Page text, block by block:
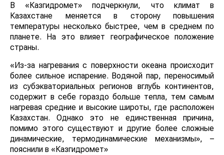
В «Казгидромет» подчеркнули, что климат в
Казахстане меняется в сторону повышения
температуры несколько быстрее, чем в среднем по
планете. На это влияет географическое положение
страны.
«Из-за нагревания с поверхности океана происходит
более сильное испарение. Водяной пар, переносимый
из субэкваториальных регионов вглубь континентов,
содержит в себе гораздо больше тепла, тем самым
нагревая средние и высокие широты, где расположен
Казахстан. Однако это не единственная причина,
помимо этого существуют и другие более сложные
динамические, термодинамические механизмы», –
пояснили в «Казгидромет»